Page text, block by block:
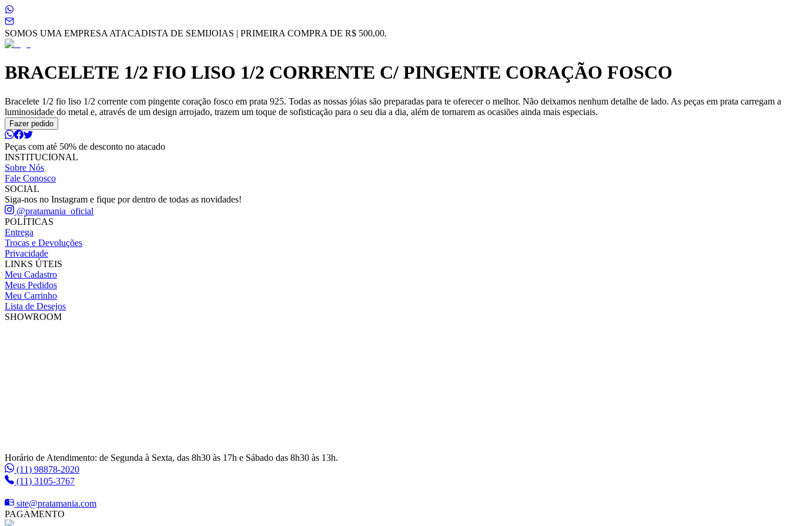
SOMOS UMA EMPRESA ATACADISTA DE SEMIJOIAS | PRIMEIRA COMPRA DE R$ 500,00.
BRACELETE 1/2 FIO LISO 1/2 CORRENTE C/ PINGENTE CORAÇÃO FOSCO
Bracelete 1/2 fio liso 1/2 corrente com pingente coração fosco em prata 925. Todas as nossas jóias são preparadas para te oferecer o melhor. Não deixamos nenhum detalhe de lado. As peças em prata carregam a
luminosidade do metal e, através de um design arrojado, trazem um toque de sofisticação para o seu dia a dia, além de tornarem as ocasiões ainda mais especiais.
Fazer pedido
Peças com até 50% de desconto no atacado
INSTITUCIONAL
Sobre Nós
Fale Conosco
SOCIAL
Siga-nos no Instagram e fique por dentro de todas as novidades!
@pratamania_oficial
POLÍTICAS
Entrega
Trocas e Devoluções
Privacidade
LINKS ÚTEIS
Meu Cadastro
Meus Pedidos
Meu Carrinho
Lista de Desejos
SHOWROOM
Horário de Atendimento: de Segunda à Sexta, das 8h30 às 17h e Sábado das 8h30 às 13h.
(11) 98878-2020
(11) 3105-3767
site@pratamania.com
PAGAMENTO